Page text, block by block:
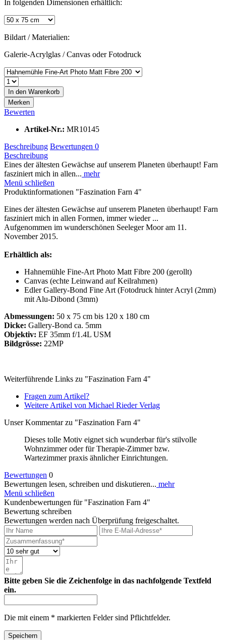
In folgenden Dimensionen erhältlich:
Bildart / Materialien:
Galerie-Acrylglas / Canvas oder Fotodruck
In den Warenkorb
Merken
Bewerten
Artikel-Nr.: MR10145
Beschreibung Bewertungen 0
Beschreibung
Eines der ältesten Gewächse auf unserem Planeten überhaupt! Farn
fasziniert mich in allen... mehr
Menü schließen
Produktinformationen "Faszination Farn 4"
Eines der ältesten Gewächse auf unserem Planeten überhaupt! Farn
fasziniert mich in allen Formen, immer wieder ...
Aufgenommen im wunderschönen Seeleger Moor am 11.
November 2015.
Erhältlich als:
Hahnemühle Fine-Art Photo Matt Fibre 200 (gerollt)
Canvas (echte Leinwand auf Keilrahmen)
Edler Gallery-Bond Fine Art (Fotodruck hinter Acryl (2mm)
mit Alu-Dibond (3mm)
Abmessungen: 50 x 75 cm bis 120 x 180 cm
Dicke: Gallery-Bond ca. 5mm
Objektiv: EF 35mm f/1.4L USM
Bildgrösse: 22MP
Weiterführende Links zu "Faszination Farn 4"
Fragen zum Artikel?
Weitere Artikel von Michael Rieder Verlag
Unser Kommentar zu "Faszination Farn 4"
Dieses tolle Motiv eignet sich wunderbar für's stilvolle
Wohnzimmer oder für Therapie-Zimmer bzw.
Wartezimmer praxis ähnlicher Einrichtungen.
Bewertungen 0
Bewertungen lesen, schreiben und diskutieren... mehr
Menü schließen
Kundenbewertungen für "Faszination Farn 4"
Bewertung schreiben
Bewertungen werden nach Überprüfung freigeschaltet.
Bitte geben Sie die Zeichenfolge in das nachfolgende Textfeld
ein.
Die mit einem * markierten Felder sind Pflichtfelder.
Speichern